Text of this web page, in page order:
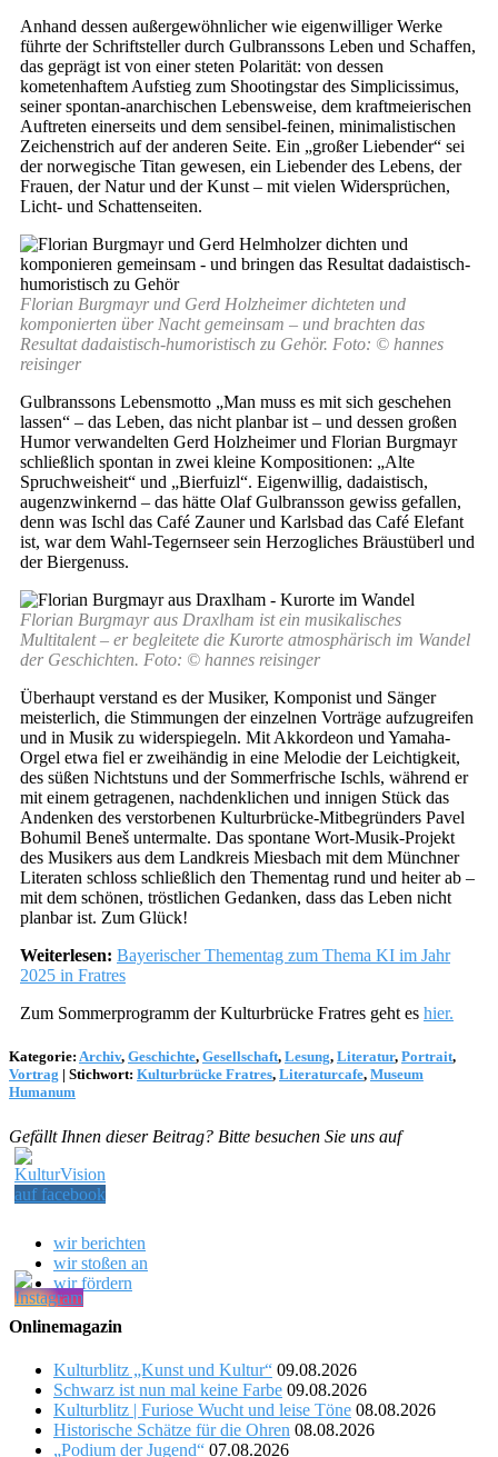
Anhand dessen außergewöhnlicher wie eigenwilliger Werke
führte der Schriftsteller durch Gulbranssons Leben und Schaffen,
das geprägt ist von einer steten Polarität: von dessen
kometenhaftem Aufstieg zum Shootingstar des Simplicissimus,
seiner spontan-anarchischen Lebensweise, dem kraftmeierischen
Auftreten einerseits und dem sensibel-feinen, minimalistischen
Zeichenstrich auf der anderen Seite. Ein „großer Liebender“ sei
der norwegische Titan gewesen, ein Liebender des Lebens, der
Frauen, der Natur und der Kunst – mit vielen Widersprüchen,
Licht- und Schattenseiten.
Florian Burgmayr und Gerd Holzheimer dichteten und
komponierten über Nacht gemeinsam – und brachten das
Resultat dadaistisch-humoristisch zu Gehör. Foto: © hannes
reisinger
Gulbranssons Lebensmotto „Man muss es mit sich geschehen
lassen“ – das Leben, das nicht planbar ist – und dessen großen
Humor verwandelten Gerd Holzheimer und Florian Burgmayr
schließlich spontan in zwei kleine Kompositionen: „Alte
Spruchweisheit“ und „Bierfuizl“. Eigenwillig, dadaistisch,
augenzwinkernd – das hätte Olaf Gulbransson gewiss gefallen,
denn was Ischl das Café Zauner und Karlsbad das Café Elefant
ist, war dem Wahl-Tegernseer sein Herzogliches Bräustüberl und
der Biergenuss.
Florian Burgmayr aus Draxlham ist ein musikalisches
Multitalent – er begleitete die Kurorte atmosphärisch im Wandel
der Geschichten. Foto: © hannes reisinger
Überhaupt verstand es der Musiker, Komponist und Sänger
meisterlich, die Stimmungen der einzelnen Vorträge aufzugreifen
und in Musik zu widerspiegeln. Mit Akkordeon und Yamaha-
Orgel etwa fiel er zweihändig in eine Melodie der Leichtigkeit,
des süßen Nichtstuns und der Sommerfrische Ischls, während er
mit einem getragenen, nachdenklichen und innigen Stück das
Andenken des verstorbenen Kulturbrücke-Mitbegründers Pavel
Bohumil Beneš untermalte. Das spontane Wort-Musik-Projekt
des Musikers aus dem Landkreis Miesbach mit dem Münchner
Literaten schloss schließlich den Thementag rund und heiter ab –
mit dem schönen, tröstlichen Gedanken, dass das Leben nicht
planbar ist. Zum Glück!
Weiterlesen: Bayerischer Thementag zum Thema KI im Jahr
2025 in Fratres
Zum Sommerprogramm der Kulturbrücke Fratres geht es hier.
Kategorie: Archiv, Geschichte, Gesellschaft, Lesung, Literatur, Portrait,
Vortrag | Stichwort: Kulturbrücke Fratres, Literaturcafe, Museum
Humanum
Gefällt Ihnen dieser Beitrag? Bitte besuchen Sie uns auf
wir berichten
wir stoßen an
wir fördern
Onlinemagazin
Kulturblitz „Kunst und Kultur“ 09.08.2026
Schwarz ist nun mal keine Farbe 09.08.2026
Kulturblitz | Furiose Wucht und leise Töne 08.08.2026
Historische Schätze für die Ohren 08.08.2026
„Podium der Jugend“ 07.08.2026